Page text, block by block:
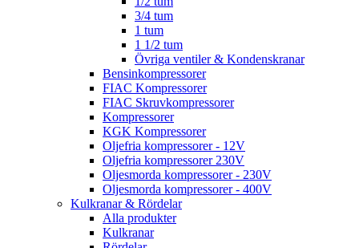
3/4 tum
1 tum
1 1/2 tum
Övriga ventiler & Kondenskranar
Bensinkompressorer
FIAC Kompressorer
FIAC Skruvkompressorer
Kompressorer
KGK Kompressorer
Oljefria kompressorer - 12V
Oljefria kompressorer 230V
Oljesmorda kompressorer - 230V
Oljesmorda kompressorer - 400V
Kulkranar & Rördelar
Alla produkter
Kulkranar